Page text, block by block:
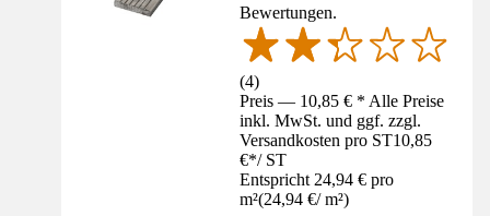
Bewertungen.
(4)
Preis — 10,85 € * Alle Preise
inkl. MwSt. und ggf. zzgl.
Versandkosten pro ST10,85
€*/ ST
Entspricht 24,94 € pro
m²(24,94 €/ m²)